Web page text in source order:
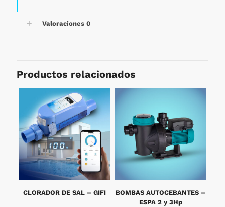
Valoraciones 0
Productos relacionados
CLORADOR DE SAL – GIFI
BOMBAS AUTOCEBANTES –
ESPA 2 y 3Hp